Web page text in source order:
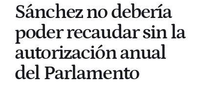
Sánchez no debería
poder recaudar sin la
autorización anual
del Parlamento